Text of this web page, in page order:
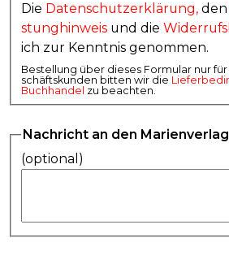
Die Da­ten­schutz­er­klä­rung,den
stung­hin­weisund die
ich zur Kennt­nis ge­nom­men.
Be­stel­lung über die­ses For­mu­lar nur
schäfts­kun­den bit­ten wir die
Buch­han­del zu be­ach­ten.
Nachricht an den Marienverlag
(optional)